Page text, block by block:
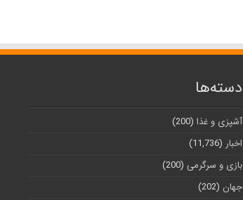
دسته‌ها
آشپزی و غذا (200)
اخبار (11,736)
بازی و سرگرمی (200)
جهان (202)